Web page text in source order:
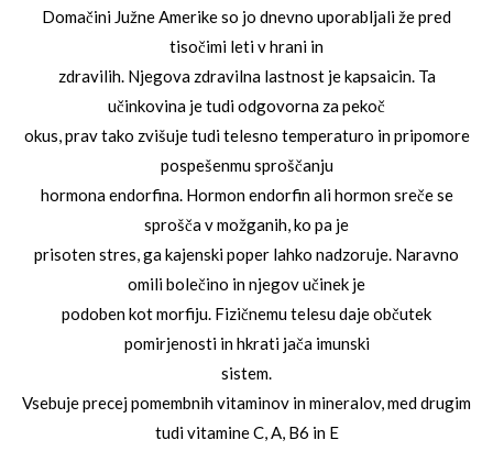
Domačini Južne Amerike so jo dnevno uporabljali že pred
tisočimi leti v hrani in
zdravilih. Njegova zdravilna lastnost je kapsaicin. Ta
učinkovina je tudi odgovorna za pekoč
okus, prav tako zvišuje tudi telesno temperaturo in pripomore
pospešenmu sproščanju
hormona endorfina. Hormon endorfin ali hormon sreče se
sprošča v možganih, ko pa je
prisoten stres, ga kajenski poper lahko nadzoruje. Naravno
omili bolečino in njegov učinek je
podoben kot morfiju. Fizičnemu telesu daje občutek
pomirjenosti in hkrati jača imunski
sistem.
Vsebuje precej pomembnih vitaminov in mineralov, med drugim
tudi vitamine C, A, B6 in E